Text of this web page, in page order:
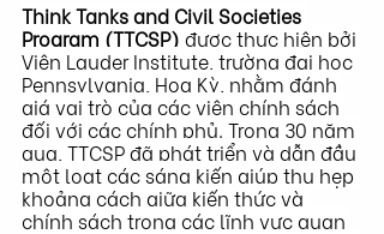
Think Tanks and Civil Societies
Program (TTCSP) được thực hiện bởi
Viện Lauder Institute, trường đại học
Pennsylvania, Hoa Kỳ, nhằm đánh
giá vai trò của các viện chính sách
đối với các chính phủ. Trong 30 năm
qua, TTCSP đã phát triển và dẫn đầu
một loạt các sáng kiến giúp thu hẹp
khoảng cách giữa kiến ​​thức và
chính sách trong các lĩnh vực quan